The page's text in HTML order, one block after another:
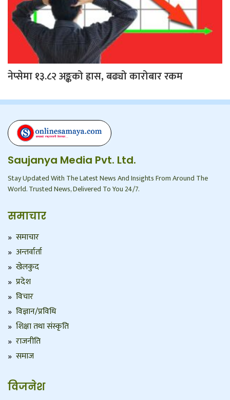
नेप्सेमा १३.८२ अङ्कको ह्रास, बढ्यो कारोबार रकम
Saujanya Media Pvt. Ltd.
Stay Updated With The Latest News And Insights From Around The
World. Trusted News, Delivered To You 24/7.
समाचार
समाचार
अन्तर्वार्ता
खेलकुद
प्रदेश
विचार
विज्ञान/प्रविधि
शिक्षा तथा संस्कृति
राजनीति
समाज
विजनेश